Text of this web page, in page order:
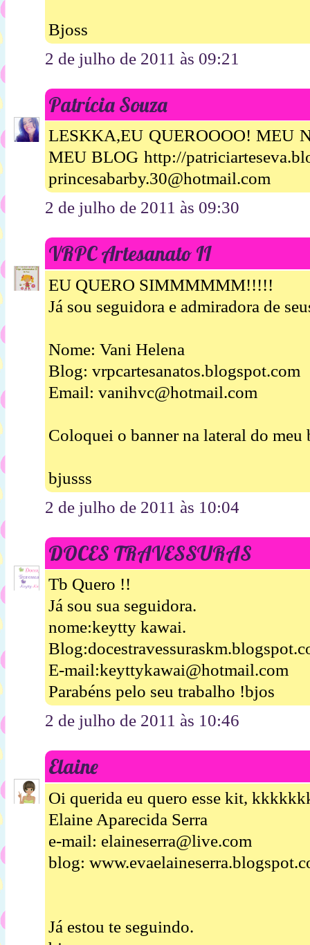
Bjoss
2 de julho de 2011 às 09:21
Patrícia Souza
LESKKA,EU QUEROOOO! MEU
MEU BLOG http://
princesabarby.30@hotmail.com
2 de julho de 2011 às 09:30
VRPC Artesanato II
EU QUERO SIMMMMMM!!!!!
Já sou seguidora e admiradora de
Nome: Vani Helena
Blog: vrpcartesanatos.blogspot.com
Email: vanihvc@hotmail.com
Coloquei o banner na lateral do meu
bjusss
2 de julho de 2011 às 10:04
DOCES TRAVESSURAS
Tb Quero !!
Já sou sua seguidora.
nome:keytty kawai.
E-mail:keyttykawai@hotmail.com
Parabéns pelo seu trabalho !bjos
2 de julho de 2011 às 10:46
Elaine
Oi querida eu quero esse kit,
Elaine Aparecida Serra
e-mail: elaineserra@live.com
blog:
Já estou te seguindo.